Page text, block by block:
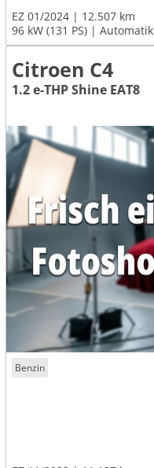
EZ 01/2024
12.507 km
96 kW (131 PS)
Automatik
Citroen C4
1.2 e-THP Shine EAT8
Benzin